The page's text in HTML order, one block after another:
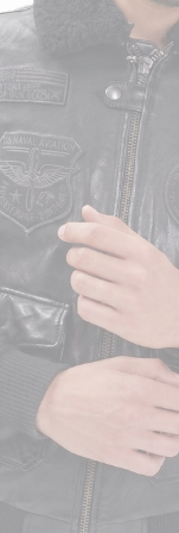
cuir
Blouson aviateur cuir
cuir & fourrure
Bomber cuir & blouson
Accessoires
cuir
Gipsy
Cockpit USA
Top Gun®